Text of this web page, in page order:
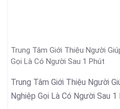
Trung Tâm Giới Thiệu Người
Gọi Là Có Người Sau 1 Phút
Trung Tâm Giới Thiệu Người
Nghiệp Gọi Là Có Người Sau 1